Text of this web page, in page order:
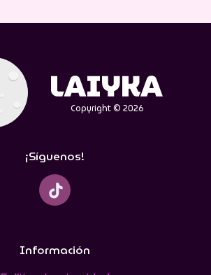
Copyright © 2026
¡Síguenos!
Información